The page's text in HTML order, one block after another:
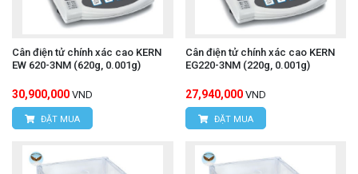
Cân điện tử chính xác cao KERN
EW 620-3NM (620g, 0.001g)
30,900,000 VND
ĐẶT MUA
Cân điện tử chính xác cao KERN
EG220-3NM (220g, 0.001g)
27,940,000 VND
ĐẶT MUA